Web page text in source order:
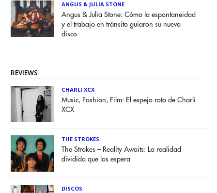
ANGUS & JULIA STONE
Angus & Julia Stone: Cómo la espontaneidad
y el trabajo en tránsito guiaron su nuevo
disco
REVIEWS
CHARLI XCX
Music, Fashion, Film: El espejo roto de Charli
XCX
THE STROKES
The Strokes – Reality Awaits: La realidad
dividida que los espera
DISCOS